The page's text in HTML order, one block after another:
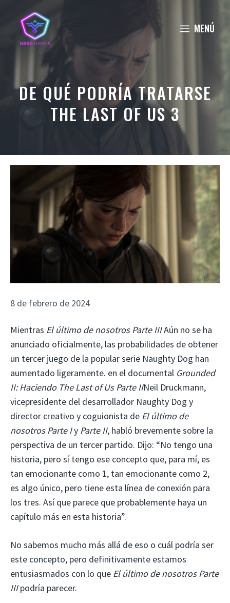
contenido
MENÚ
DE QUÉ PODRÍA TRATARSE
THE LAST OF US 3
8 de febrero de 2024
Mientras El último de nosotros Parte IIIAún no se ha
anunciado oficialmente, las probabilidades de obtener
un tercer juego de la popular serie Naughty Dog han
aumentado ligeramente. en el documental Grounded
II: Haciendo The Last of Us Parte IINeil Druckmann,
vicepresidente del desarrollador Naughty Dog y
director creativo y coguionista de El último de
nosotros Parte Iy Parte II, habló brevemente sobre la
perspectiva de un tercer partido. Dijo: “No tengo una
historia, pero sí tengo ese concepto que, para mí, es
tan emocionante como 1, tan emocionante como 2,
es algo único, pero tiene esta línea de conexión para
los tres. Así que parece que probablemente haya un
capítulo más en esta historia”.
No sabemos mucho más allá de eso o cuál podría ser
este concepto, pero definitivamente estamos
entusiasmados con lo que El último de nosotros Parte
IIIpodría parecer.